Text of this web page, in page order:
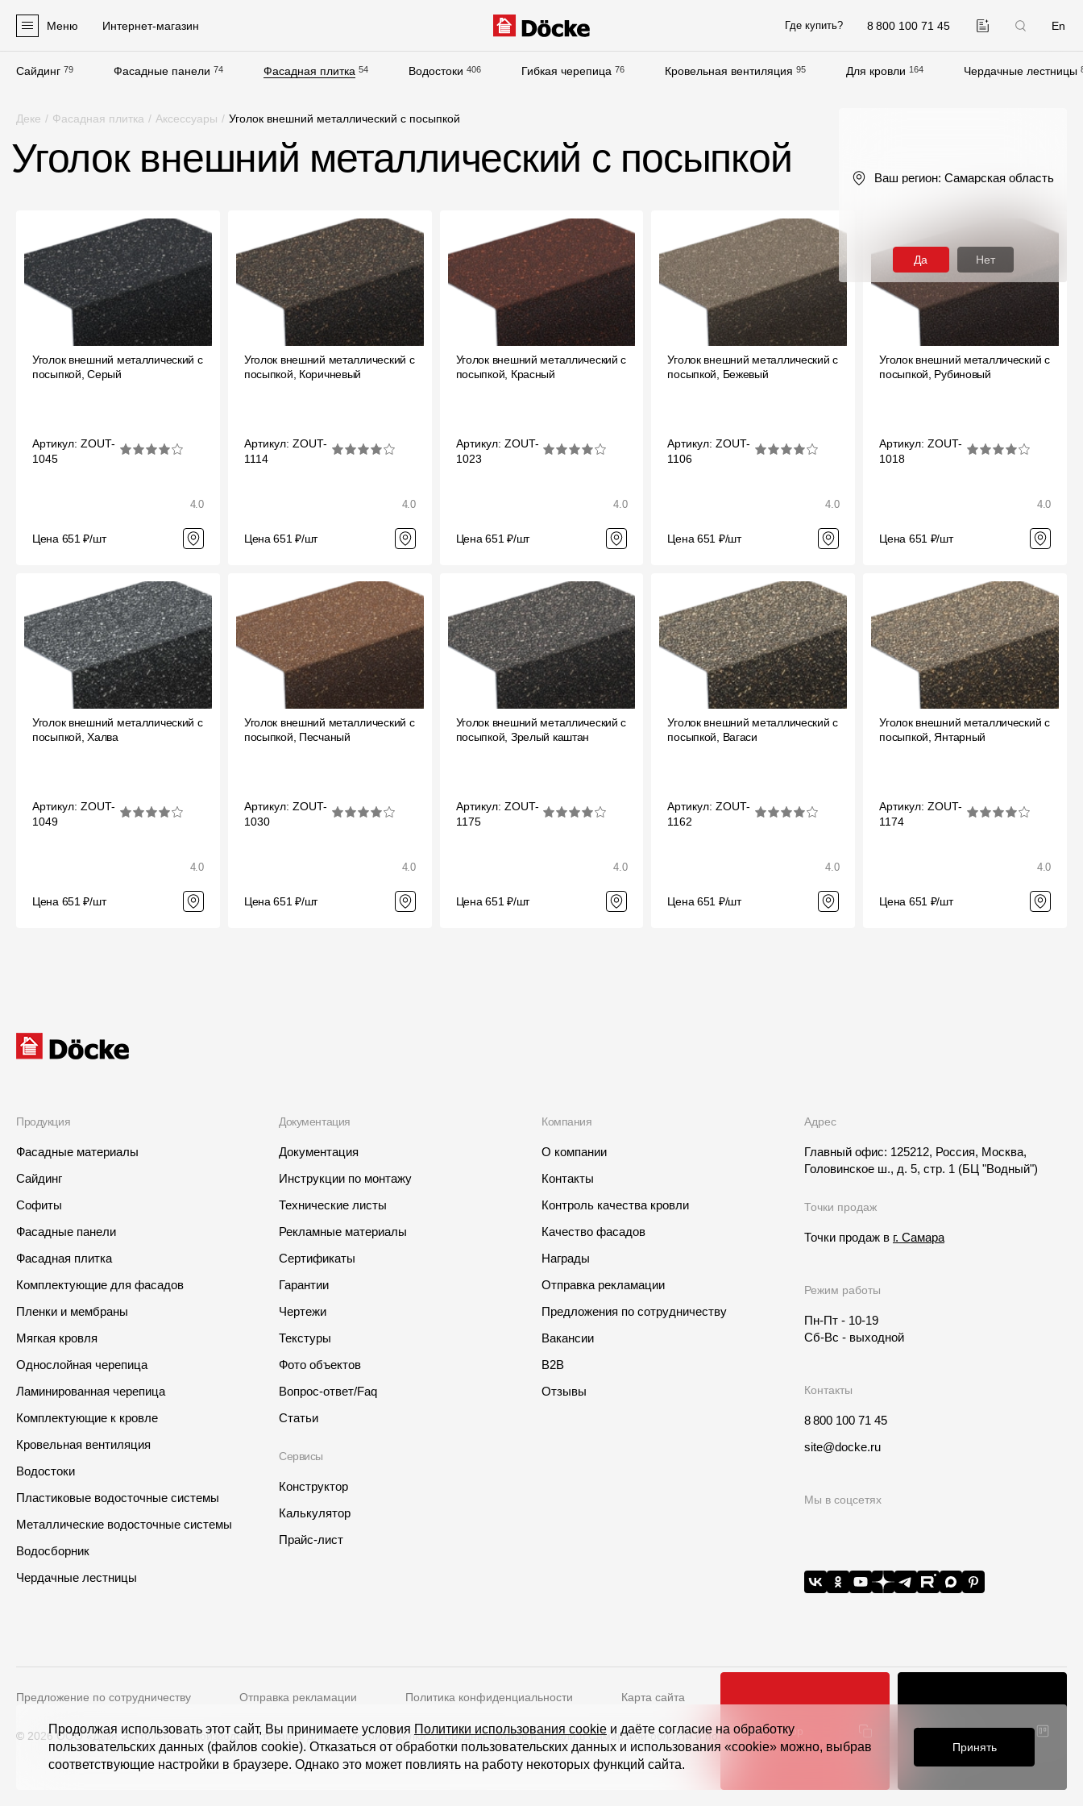
8 800 100 71 45 En
Меню Интернет-магазин Где купить?
Сайдинг 79 Фасадные панели 74 Фасадная плитка 54 Водостоки 406 Гибкая черепица 76 Кровельная вентиляция 95 Для кровли 164 Чердачные лестницы
Сайдинг
Фасадная плитка
Комплектующие для фасадов
Пленки и мембраны
Мягкая кровля
Комплектующие к кровле
Пластиковые водосточные
Металлические водосточные
системы
Водосборник
Чердачные лестницы
Инструкции по монтажу
Рекламные материалы
Сертификаты
Гарантии
Чертежи
Текстуры
Фото объектов
Контакты
Качество фасадов
Награды
Отправка рекламации
Предложения по сотрудничеству
Вакансии
B2B
Где купить?
Контакты
8 800 100 71 45site@docke.ru
Адрес
125212, Россия, Москва, Головинское ш., д. 5, стр. 1(БЦ "Водный")
Режим работы
Пн-Пт - 10-19
Сб-Вс - выходной
Деке / Фасадная плитка / Аксессуары / Уголок внешний металлический с посыпкой
Уголок внешний металлический с посыпкой
Уголок внешний металлический с
посыпкой, Серый
Артикул: ZOUT-
1045
4.0
Цена 651 ₽/шт
Уголок внешний металлический с
посыпкой, Коричневый
Артикул: ZOUT-
1114
4.0
Цена 651 ₽/шт
Уголок внешний металлический с
посыпкой, Красный
Артикул: ZOUT-
1023
4.0
Цена 651 ₽/шт
Уголок внешний металлический с
посыпкой, Бежевый
Артикул: ZOUT-
1106
4.0
Цена 651 ₽/шт
Уголок внешний металлический с
посыпкой, Рубиновый
Артикул: ZOUT-
1018
4.0
Цена 651 ₽/шт
Уголок внешний металлический с
посыпкой, Халва
Артикул: ZOUT-
1049
4.0
Цена 651 ₽/шт
Уголок внешний металлический с
посыпкой, Песчаный
Артикул: ZOUT-
1030
4.0
Цена 651 ₽/шт
Уголок внешний металлический с
посыпкой, Зрелый каштан
Артикул: ZOUT-
1175
4.0
Цена 651 ₽/шт
Уголок внешний металлический с
посыпкой, Вагаси
Артикул: ZOUT-
1162
4.0
Цена 651 ₽/шт
Уголок внешний металлический с
посыпкой, Янтарный
Артикул: ZOUT-
1174
4.0
Цена 651 ₽/шт
Продукция
Фасадные материалы
Сайдинг
Софиты
Фасадные панели
Фасадная плитка
Комплектующие для фасадов
Пленки и мембраны
Мягкая кровля
Однослойная черепица
Ламинированная черепица
Комплектующие к кровле
Кровельная вентиляция
Водостоки
Пластиковые водосточные системы
Металлические водосточные системы
Водосборник
Чердачные лестницы
Документация
Документация
Инструкции по монтажу
Технические листы
Рекламные материалы
Сертификаты
Гарантии
Чертежи
Текстуры
Фото объектов
Вопрос-ответ/Faq
Статьи
Сервисы
Конструктор
Калькулятор
Прайс-лист
Компания
О компании
Контакты
Контроль качества кровли
Качество фасадов
Награды
Отправка рекламации
Предложения по сотрудничеству
Вакансии
B2B
Отзывы
Адрес
Главный офис: 125212, Россия, Москва,
Головинское ш., д. 5, стр. 1 (БЦ "Водный")
Точки продаж
Точки продаж в г. Самара
Режим работы
Пн-Пт - 10-19
Сб-Вс - выходной
Контакты
8 800 100 71 45
site@docke.ru
Мы в соцсетях
Предложение по сотрудничеству Отправка рекламации Политика конфиденциальности Карта сайта
© 2026 ООО «Дёке Экстружн» - производство товаров для наружной отделки загородных домов и кровли в Самарской области и по всей РФКалькулятор Конструктор
Ваш регион: Самарская область
Да Нет
Продолжая использовать этот сайт, Вы принимаете условия Политики использования cookie и даёте согласие на обработку
пользовательских данных (файлов cookie). Отказаться от обработки пользовательских данных и использования «cookie» можно, выбрав
соответствующие настройки в браузере. Однако это может повлиять на работу некоторых функций сайта.
Принять